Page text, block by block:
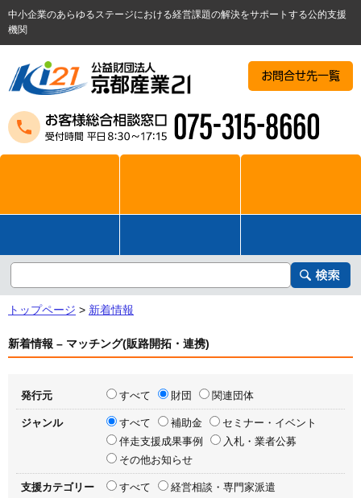
中小企業のあらゆるステージにおける経営課題の解決をサポートする公的支援
機関
お問合せ先一覧
トップページ > 新着情報
新着情報 – マッチング(販路開拓・連携)
発行元 すべて 財団 関連団体
ジャンル すべて 補助金
セミナー・イベント
伴走支援成果事例
入札・業者公募
その他お知らせ
支援カテゴリー すべて
経営相談・専門家派遣